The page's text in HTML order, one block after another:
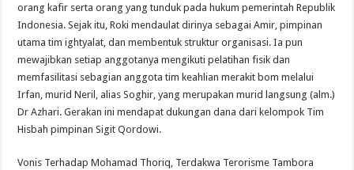
orang kafir serta orang yang tunduk pada hukum pemerintah Republik
Indonesia. Sejak itu, Roki mendaulat dirinya sebagai Amir, pimpinan
utama tim ightyalat, dan membentuk struktur organisasi. Ia pun
mewajibkan setiap anggotanya mengikuti pelatihan fisik dan
memfasilitasi sebagian anggota tim keahlian merakit bom melalui
Irfan, murid Neril, alias Soghir, yang merupakan murid langsung (alm.)
Dr Azhari. Gerakan ini mendapat dukungan dana dari kelompok Tim
Hisbah pimpinan Sigit Qordowi.
Vonis Terhadap Mohamad Thoriq, Terdakwa Terorisme Tambora